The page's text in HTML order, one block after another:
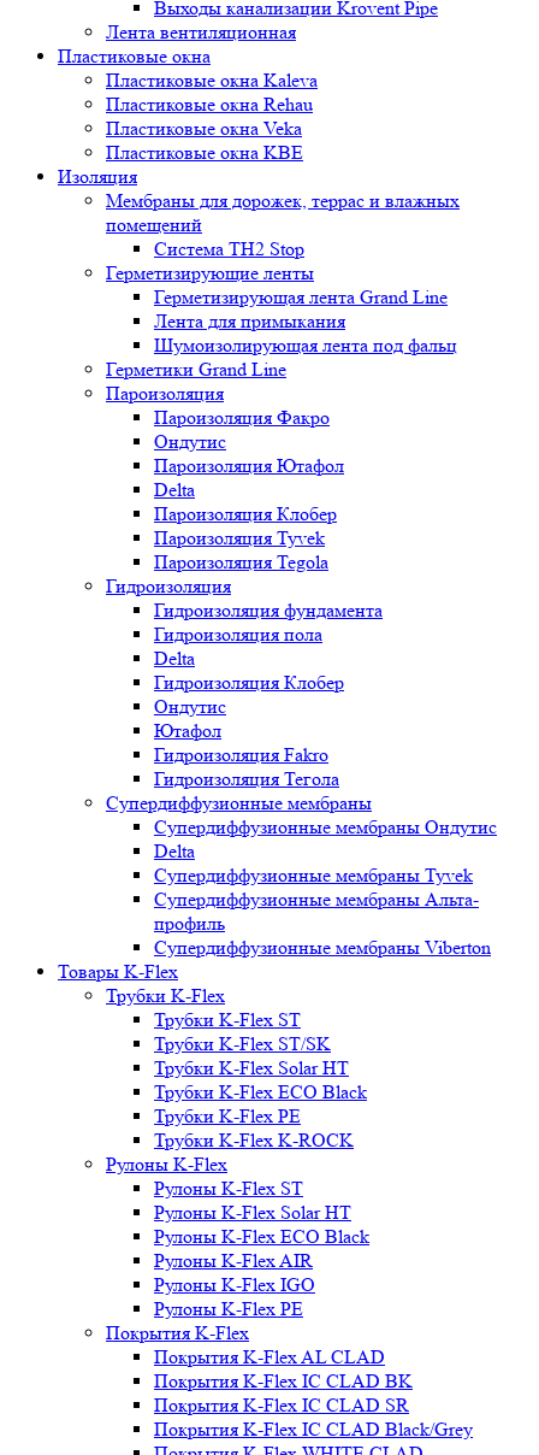
Выходы канализации Krovent Pipe
Лента вентиляционная
Пластиковые окна
Пластиковые окна Kaleva
Пластиковые окна Rehau
Пластиковые окна Veka
Пластиковые окна KBE
Изоляция
Мембраны для дорожек, террас и влажных
помещений
Система TH2 Stop
Герметизирующие ленты
Герметизирующая лента Grand Line
Лента для примыкания
Шумоизолирующая лента под фальц
Герметики Grand Line
Пароизоляция
Пароизоляция Факро
Ондутис
Пароизоляция Ютафол
Delta
Пароизоляция Клобер
Пароизоляция Tyvek
Пароизоляция Tegola
Гидроизоляция
Гидроизоляция фундамента
Гидроизоляция пола
Delta
Гидроизоляция Клобер
Ондутис
Ютафол
Гидроизоляция Fakro
Гидроизоляция Тегола
Супердиффузионные мембраны
Супердиффузионные мембраны Ондутис
Delta
Супердиффузионные мембраны Tyvek
Супердиффузионные мембраны Альта-
профиль
Супердиффузионные мембраны Viberton
Товары K-Flex
Трубки K-Flex
Трубки K-Flex ST
Трубки K-Flex ST/SK
Трубки K-Flex Solar HT
Трубки K-Flex ECO Black
Трубки K-Flex PE
Трубки K-Flex K-ROCK
Рулоны K-Flex
Рулоны K-Flex ST
Рулоны K-Flex Solar HT
Рулоны K-Flex ECO Black
Рулоны K-Flex AIR
Рулоны K-Flex IGO
Рулоны K-Flex PE
Покрытия K-Flex
Покрытия K-Flex AL CLAD
Покрытия K-Flex IC CLAD BK
Покрытия K-Flex IC CLAD SR
Покрытия K-Flex IC CLAD Black/Grey